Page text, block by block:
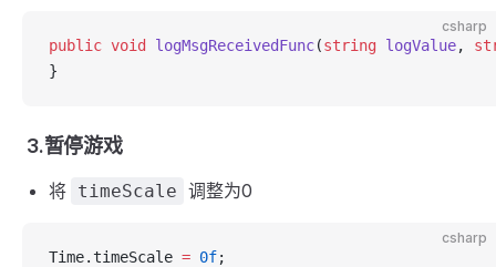
csharp
public void logMsgReceivedFunc(string logValue,
}
3.暂停游戏
将 timeScale 调整为0
csharp
Time.timeScale = 0f;